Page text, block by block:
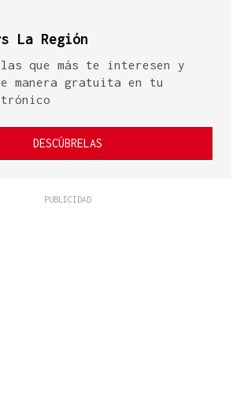
La Región
que más te interesen y
manera gratuita en tu
DESCÚBRELAS